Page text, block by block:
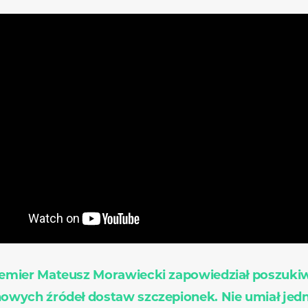
Mateusz Morawiecki zapowiedział
źródeł dostaw szczepionek. Nie umiał